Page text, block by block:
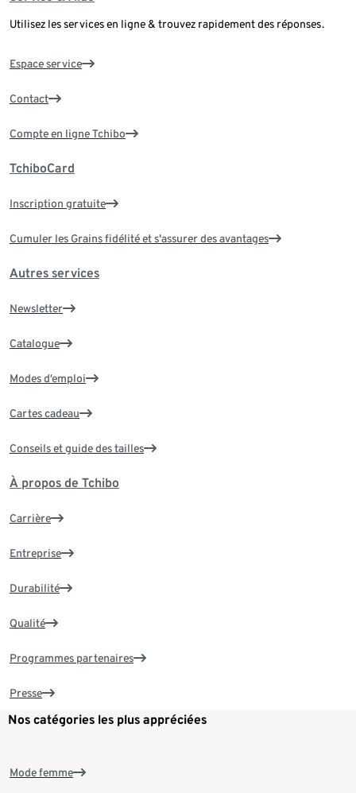
Utilisez les services en ligne & trouvez rapidement des réponses.
Espace service
Contact
Compte en ligne Tchibo
TchiboCard
Inscription gratuite
Cumuler les Grains fidélité et s'assurer des avantages
Autres services
Newsletter
Catalogue
Modes d’emploi
Cartes cadeau
Conseils et guide des tailles
À propos de Tchibo
Carrière
Entreprise
Durabilité
Qualité
Programmes partenaires
Presse
Nos catégories les plus appréciées
Mode femme